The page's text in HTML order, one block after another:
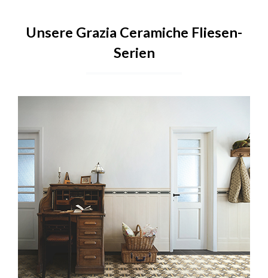
Unsere Grazia Ceramiche Fliesen-
Serien